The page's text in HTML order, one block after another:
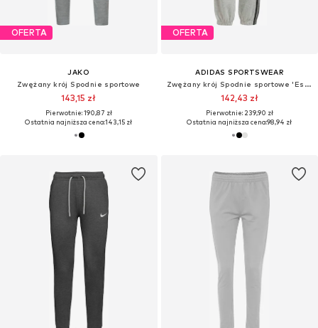
OFERTA
JAKO
Zwężany krój Spodnie sportowe
143,15 zł
Pierwotnie: 190,87 zł
Ostatnia najniższa cena:143,15 zł
OFERTA
ADIDAS SPORTSWEAR
Zwężany krój Spodnie sportowe 'Essentials'
142,43 zł
Pierwotnie: 239,90 zł
Ostatnia najniższa cena:98,94 zł